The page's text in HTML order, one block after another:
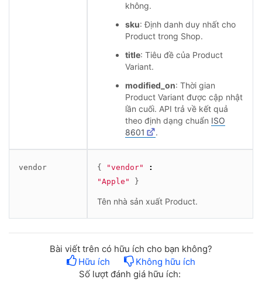
không.
sku: Định danh duy nhất cho
Product trong Shop.
title: Tiêu đề của Product
Variant.
modified_on: Thời gian
Product Variant được cập nhật
lần cuối. API trả về kết quả
theo định dạng chuẩn ISO
8601
.
vendor { "vendor"
:
"Apple"
}
Tên nhà sản xuất Product.
Bài viết trên có hữu ích cho bạn không?
Hữu ích
Không hữu ích
Số lượt đánh giá hữu ích: